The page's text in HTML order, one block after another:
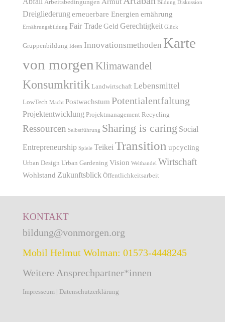
Arbeitsbedingungen Bildung Diskussion
Dreigliederung erneuerbare Energien ernährung
Ernährungsbildung Fair TradeGeld Gerechtigkeit Glück
Gruppenbildung Ideen Innovationsmethoden Karte
von morgen Klimawandel
Konsumkritik Landwirtschaft Lebensmittel
LowTech Macht Postwachstum Potentialentfaltung
Projektentwicklung Projektmanagement Recycling
Ressourcen Selbstführung Sharing is caring Social
Entrepreneurship Spiele Teikei Transition upcycling
Urban Design Urban Gardening Vision Welthandel Wirtschaft
Wohlstand Zukunftsblick Öffentlichkeitsarbeit
KONTAKT
bildung@vonmorgen.org
Mobil Helmut Wolman: 01573-4448245
Weitere Ansprechpartner*innen
Impresseum | Datenschutzerklärung